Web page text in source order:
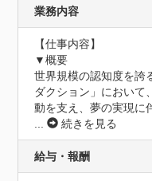
業務内容
【仕事内容】
▼概要
世界規模の認知度を誇
ダクション」において
動を支え、夢の実現に
...
続きを見る
給与・報酬